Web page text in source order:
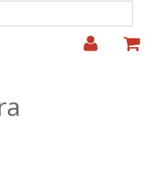
recherche